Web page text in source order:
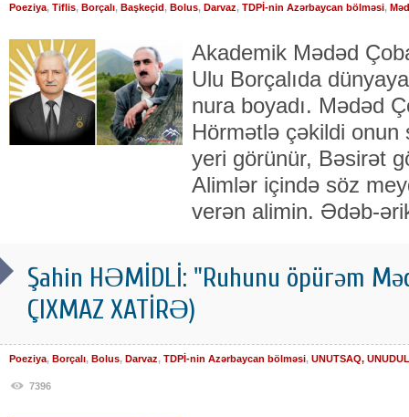
Poeziya, Tiflis, Borçalı, Başkeçid, Bolus, Darvaz, TDPİ-nin Azərbaycan bölməsi,
Akademik Mədəd
Ulu Borçalıda
nura boyadı. Mədəd
Hörmətlə çəkildi onun
yeri görünür, Bəsirət
Alimlər içində söz
verən alimin. Ədəb-
Şahin HƏMİDLİ: "Ruhunu öpürəm
ÇIXMAZ XATİRƏ)
Poeziya, Borçalı, Bolus, Darvaz, TDPİ-nin Azərbaycan bölməsi, UNUTSAQ,
7396